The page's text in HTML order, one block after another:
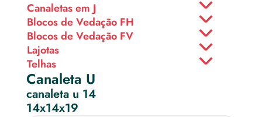
Canaletas em J
Blocos de Vedação FH
Blocos de Vedação FV
Lajotas
Telhas
Canaleta U
canaleta u 14
14x14x19